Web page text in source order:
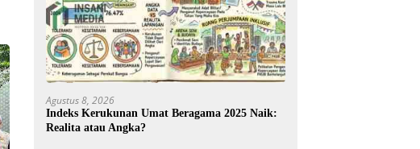
Agustus 8, 2026
Indeks Kerukunan Umat Beragama 2025 Naik:
Realita atau Angka?